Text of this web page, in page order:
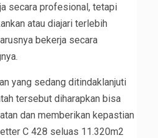
secara profesional, tetapi
atau diajari terlebih
bekerja secara
yang sedang ditindaklanjuti
tersebut diharapkan bisa
dan memberikan kepastian
C 428 seluas 11.320m2